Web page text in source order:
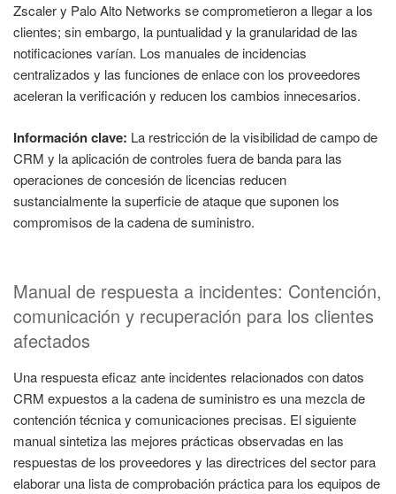
Zscaler y Palo Alto Networks se comprometieron a llegar a los
clientes; sin embargo, la puntualidad y la granularidad de las
notificaciones varían. Los manuales de incidencias
centralizados y las funciones de enlace con los proveedores
aceleran la verificación y reducen los cambios innecesarios.
Información clave: La restricción de la visibilidad de campo de
CRM y la aplicación de controles fuera de banda para las
operaciones de concesión de licencias reducen
sustancialmente la superficie de ataque que suponen los
compromisos de la cadena de suministro.
Manual de respuesta a incidentes: Contención,
comunicación y recuperación para los clientes
afectados
Una respuesta eficaz ante incidentes relacionados con datos
CRM expuestos a la cadena de suministro es una mezcla de
contención técnica y comunicaciones precisas. El siguiente
manual sintetiza las mejores prácticas observadas en las
respuestas de los proveedores y las directrices del sector para
elaborar una lista de comprobación práctica para los equipos de